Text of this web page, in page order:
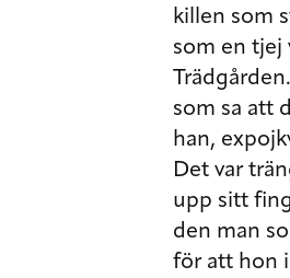
killen som
som en tjej
som sa att
han,
Det var
upp sitt
den man
för att hon